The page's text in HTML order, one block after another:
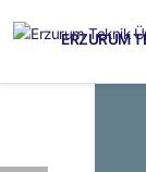
ERZURUM